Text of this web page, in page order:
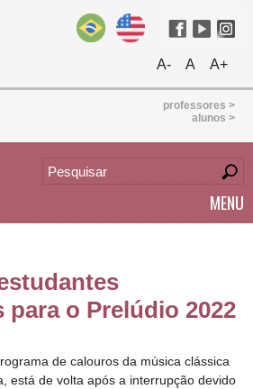
A- A A+
professores >
alunos >
MENU
para o Prelúdio 2022
de calouros da música clássica
está de volta após a interrupção devido